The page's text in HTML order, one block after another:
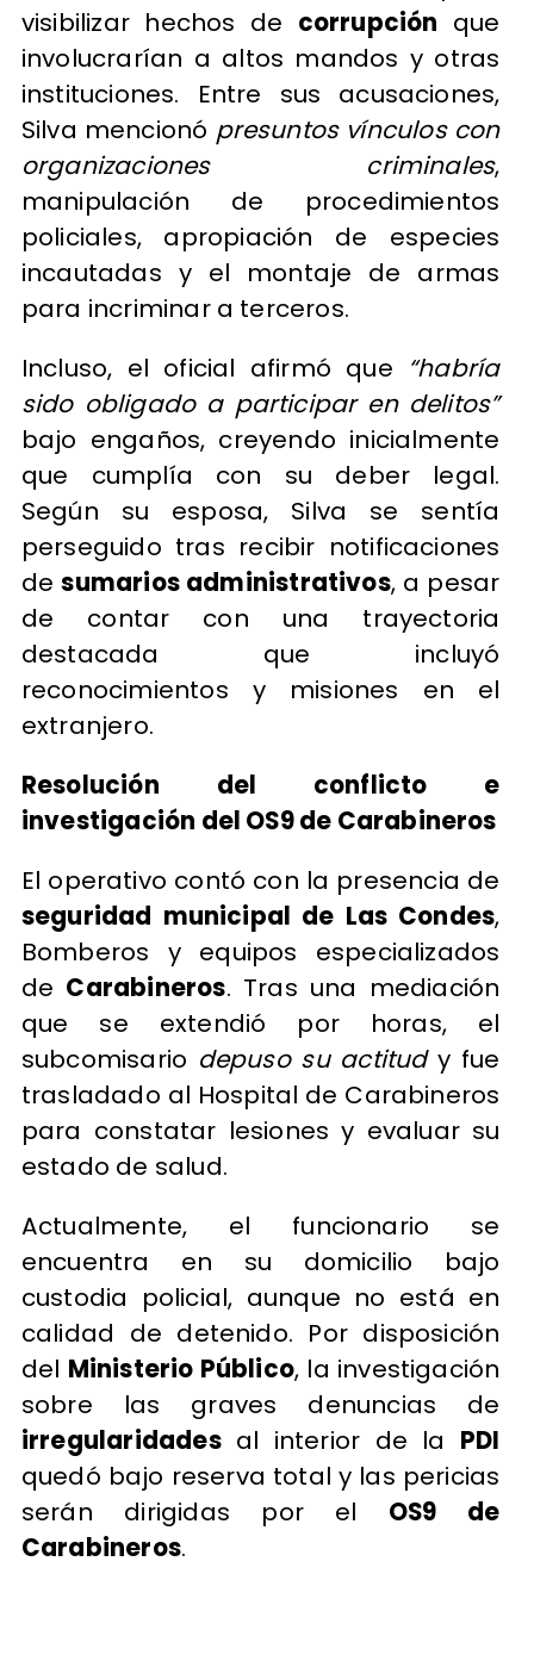
visibilizar hechos de corrupción que
involucrarían a altos mandos y otras
instituciones. Entre sus acusaciones,
Silva mencionó presuntos vínculos con
organizaciones criminales,
manipulación de procedimientos
policiales, apropiación de especies
incautadas y el montaje de armas
para incriminar a terceros.
Incluso, el oficial afirmó que “habría
sido obligado a participar en delitos”
bajo engaños, creyendo inicialmente
que cumplía con su deber legal.
Según su esposa, Silva se sentía
perseguido tras recibir notificaciones
desumarios administrativos, a pesar
de contar con una trayectoria
destacada que incluyó
reconocimientos y misiones en el
extranjero.
Resolución del conflicto e
investigación del OS9 de Carabineros
El operativo contó con la presencia de
seguridad municipal de Las Condes,
Bomberos y equipos especializados
de Carabineros. Tras una mediación
que se extendió por horas, el
subcomisario depuso su actitudy fue
trasladado al Hospital de Carabineros
para constatar lesiones y evaluar su
estado de salud.
Actualmente, el funcionario se
encuentra en su domicilio bajo
custodia policial, aunque no está en
calidad de detenido. Por disposición
del Ministerio Público, la investigación
sobre las graves denuncias de
irregularidadesal interior de la PDI
quedó bajo reserva total y las pericias
serán dirigidas por el OS9 de
Carabineros.